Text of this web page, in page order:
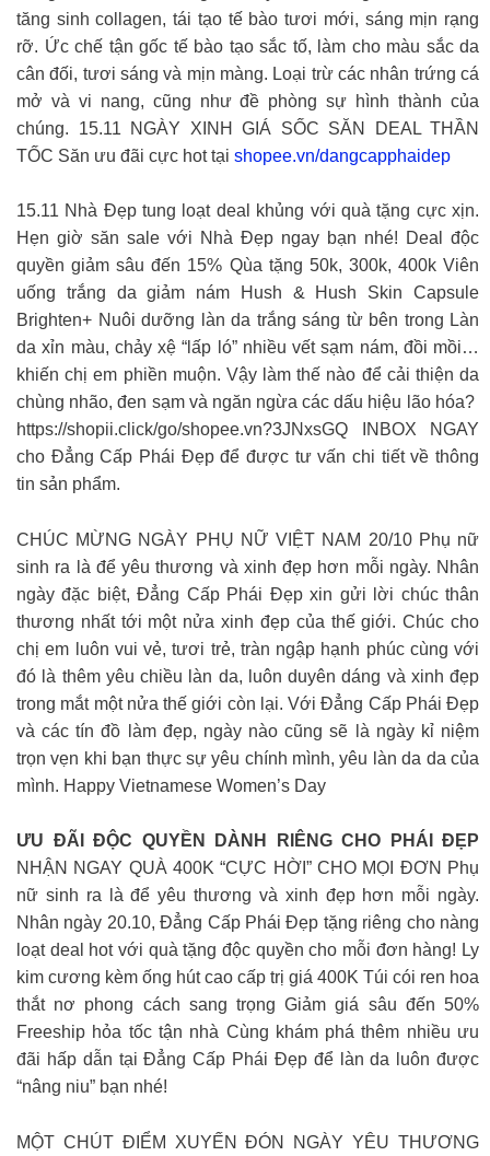
tăng sinh collagen, tái tạo tế bào tươi mới, sáng mịn rạng
rỡ. Ức chế tận gốc tế bào tạo sắc tố, làm cho màu sắc da
cân đối, tươi sáng và mịn màng. Loại trừ các nhân trứng cá
mở và vi nang, cũng như đề phòng sự hình thành của
chúng. 15.11 NGÀY XINH GIÁ SỐC SĂN DEAL THẦN
TỐC Săn ưu đãi cực hot tại shopee.vn/dangcapphaidep
15.11 Nhà Đẹp tung loạt deal khủng với quà tặng cực xịn.
Hẹn giờ săn sale với Nhà Đẹp ngay bạn nhé! Deal độc
quyền giảm sâu đến 15% Qùa tặng 50k, 300k, 400k Viên
uống trắng da giảm nám Hush & Hush Skin Capsule
Brighten+ Nuôi dưỡng làn da trắng sáng từ bên trong Làn
da xỉn màu, chảy xệ “lấp ló” nhiều vết sạm nám, đồi mồi…
khiến chị em phiền muộn. Vậy làm thế nào để cải thiện da
chùng nhão, đen sạm và ngăn ngừa các dấu hiệu lão hóa?
https://shopii.click/go/shopee.vn?3JNxsGQ INBOX NGAY
cho Đẳng Cấp Phái Đẹp để được tư vấn chi tiết về thông
tin sản phẩm.
CHÚC MỪNG NGÀY PHỤ NỮ VIỆT NAM 20/10 Phụ nữ
sinh ra là để yêu thương và xinh đẹp hơn mỗi ngày. Nhân
ngày đặc biệt, Đẳng Cấp Phái Đẹp xin gửi lời chúc thân
thương nhất tới một nửa xinh đẹp của thế giới. Chúc cho
chị em luôn vui vẻ, tươi trẻ, tràn ngập hạnh phúc cùng với
đó là thêm yêu chiều làn da, luôn duyên dáng và xinh đẹp
trong mắt một nửa thế giới còn lại. Với Đẳng Cấp Phái Đẹp
và các tín đồ làm đẹp, ngày nào cũng sẽ là ngày kỉ niệm
trọn vẹn khi bạn thực sự yêu chính mình, yêu làn da da của
mình. Happy Vietnamese Women’s Day
ƯU ĐÃI ĐỘC QUYỀN DÀNH RIÊNG CHO PHÁI ĐẸP
NHẬN NGAY QUÀ 400K “CỰC HỜI” CHO MỌI ĐƠN Phụ
nữ sinh ra là để yêu thương và xinh đẹp hơn mỗi ngày.
Nhân ngày 20.10, Đẳng Cấp Phái Đẹp tặng riêng cho nàng
loạt deal hot với quà tặng độc quyền cho mỗi đơn hàng! Ly
kim cương kèm ống hút cao cấp trị giá 400K Túi cói ren hoa
thắt nơ phong cách sang trọng Giảm giá sâu đến 50%
️Freeship hỏa tốc tận nhà Cùng khám phá thêm nhiều ưu
đãi hấp dẫn tại Đẳng Cấp Phái Đẹp để làn da luôn được
“nâng niu” bạn nhé!
MỘT CHÚT ĐIỂM XUYẾN ĐÓN NGÀY YÊU THƯƠNG